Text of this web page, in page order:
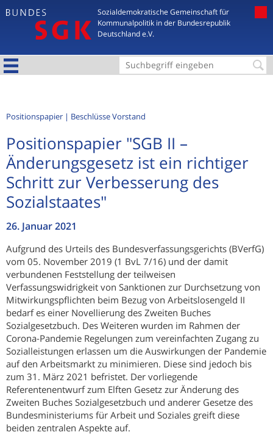
Jump to navigation
Sozialdemokratische Gemeinschaft für
Kommunalpolitik in der Bundesrepublik
Deutschland e.V.
S
c
f
o
r
a
r
Positionspapier Beschlüsse Vorstand
Positionspapier "SGB II –
Änderungsgesetz ist ein richtiger
Schritt zur Verbesserung des
Sozialstaates"
26. Januar 2021
Aufgrund des Urteils des Bundesverfassungsgerichts (BVerfG)
vom 05. November 2019 (1 BvL 7/16) und der damit
verbundenen Feststellung der teilweisen
Verfassungswidrigkeit von Sanktionen zur Durchsetzung von
Mitwirkungspflichten beim Bezug von Arbeitslosengeld II
bedarf es einer Novellierung des Zweiten Buches
Sozialgesetzbuch. Des Weiteren wurden im Rahmen der
Corona-Pandemie Regelungen zum vereinfachten Zugang zu
Sozialleistungen erlassen um die Auswirkungen der Pandemie
auf den Arbeitsmarkt zu minimieren. Diese sind jedoch bis
zum 31. März 2021 befristet. Der vorliegende
Referentenentwurf zum Elften Gesetz zur Änderung des
Zweiten Buches Sozialgesetzbuch und anderer Gesetze des
Bundesministeriums für Arbeit und Soziales greift diese
beiden zentralen Aspekte auf.